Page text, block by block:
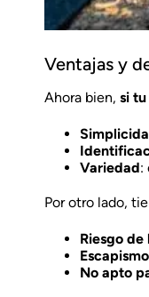
Ventajas y
Ahora bien, si
Variedad:
Por otro lado,
Riesgo de
Escapismo
No apto